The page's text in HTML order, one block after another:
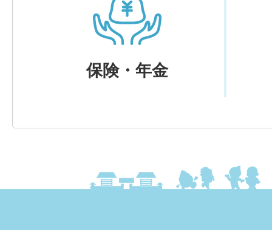
保険・年金